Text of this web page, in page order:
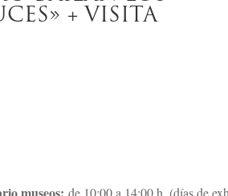
+ VISITA
de 10:00 a 14:00 h. (días de